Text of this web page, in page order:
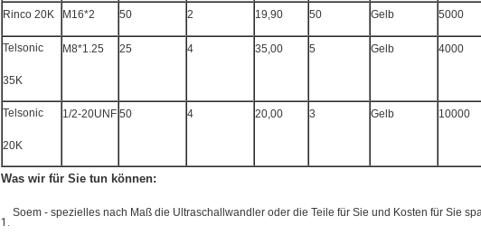
Rinco 20K M16*2 50 2 19,90 50 Gelb 5000
Telsonic
35K
M8*1.25 25 4 35,00 5 Gelb 4000
Telsonic
20K
1/2-20UNF 50 4 20,00 3 Gelb 10000
Was wir für Sie tun können:
1.
Soem - spezielles nach Maß die Ultraschallwandler oder die Teile für Sie und Kosten für Sie